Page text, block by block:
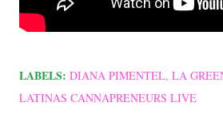
LABELS: DIANA PIMENTEL LA
LATINAS CANNAPRENEURS LIVE